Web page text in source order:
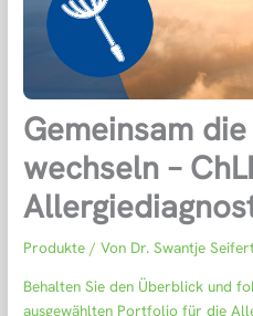
Gemeinsam
wechseln –
Produkte / Von Dr. Swantje
Behalten Sie den Überblick und
ausgewählten Portfolio für die